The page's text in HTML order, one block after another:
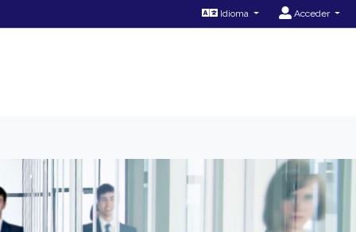
Idioma Acceder